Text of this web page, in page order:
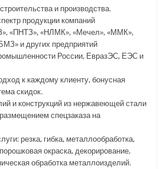
и производства.
продукции компаний
«ПНТЗ», «НЛМК», «Мечел», «ММК»,
и других предприятий
России, ЕвразЭС, ЕЭС и
к каждому клиенту, бонусная
скидок.
и конструкций из нержавеющей стали
спецзаказа на
резка, гибка, металлообработка,
окраска, декорирование,
обработка металлоизделий.